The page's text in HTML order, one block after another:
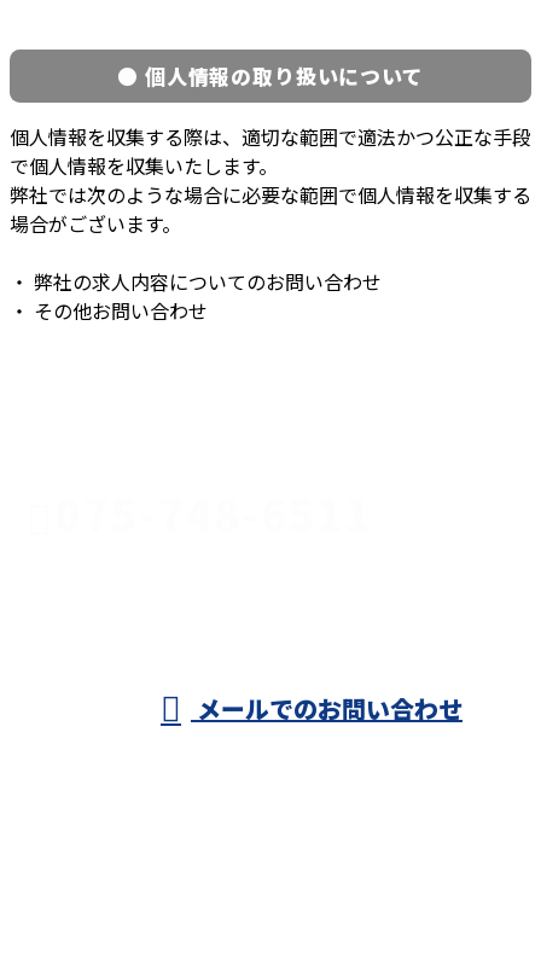
● 個人情報の取り扱いについて
個人情報を収集する際は、適切な範囲で適法かつ公正な手段
で個人情報を収集いたします。
弊社では次のような場合に必要な範囲で個人情報を収集する
場合がございます。
・ 弊社の求人内容についてのお問い合わせ
・ その他お問い合わせ
メールでのお問い合わせ